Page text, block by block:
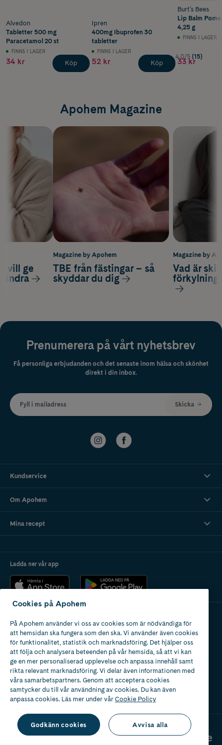
Alvedon
Tabletter 500 mg
Paracetamol 20 st
FINNS I LAGER
34 kr Köp
Ipren
400mg Ibuprofen 30
tabletter
FINNS I LAGER
52 kr Köp
Burt's Bees
Lip Balm
4,25 g
FINNS I LAGER
4.0/5 (15)
33 kr
Apohem Magazine
Magazine by
Vad är
förkylning
vill ge
lindra
Magazine by Apohem
TBE från fästingar – så
skyddar du dig
Prenumerera på vårt nyhetsbrev
Få personliga erbjudanden och det senaste inom hälsa och skönhet
direkt i din inbox.
Fyll i mailadress Skicka
Kundservice
Om Apohem
Mina recept
Ladda ner vår app
Apotek med tillstånd
av Läkemedelsverket
2024
Cookies på Apohem
På Apohem använder vi oss av cookies som är nödvändiga för
att hemsidan ska fungera som den ska. Vi använder även cookies
för funktionalitet, statistik och marknadsföring. Det hjälper oss
att följa och analysera beteenden på vår hemsida, så att vi kan
ge en mer personaliserad upplevelse och anpassa innehåll samt
rikta relevant marknadsföring. Vi delar även informationen med
våra samarbetspartners. Genom att acceptera cookies
samtycker du till vår användning av cookies. Du kan även
anpassa cookies. Läs mer under vårCookie Policy
Godkänn cookies Avvisa alla